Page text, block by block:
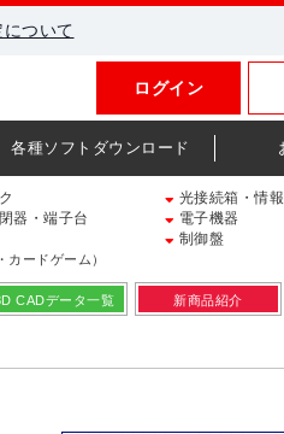
について
ログイン
各種ソフトダウンロード
光接続箱・情
器・端子台
電子機器
制御盤
カードゲーム）
CADデータ一覧 新商品紹介